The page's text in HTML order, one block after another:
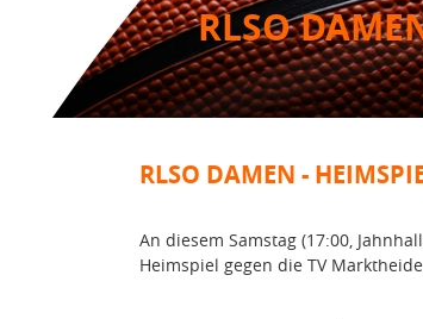
RLSO
RLSO DAMEN -
An diesem Samstag (17:00,
Heimspiel gegen die TV